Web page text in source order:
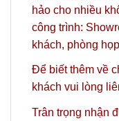
hảo cho nhiều
công trình:
khách, phòng
Để biết thêm về
khách vui lòng
Trân trọng nhận